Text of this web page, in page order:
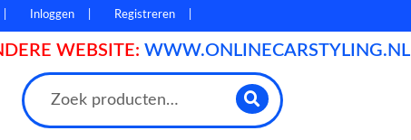
Inloggen Registreren
WEBSITE: WWW.ONLINECARSTYLING.NL